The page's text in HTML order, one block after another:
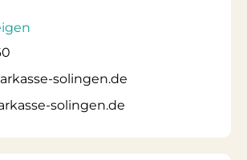
solingen.de
solingen.de